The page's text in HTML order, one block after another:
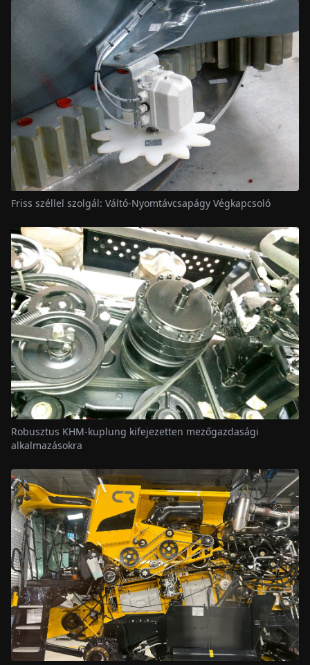
Friss széllel szolgál: Váltó-Nyomtávcsapágy Végkapcsoló
Robusztus KHM-kuplung kifejezetten mezőgazdasági
alkalmazásokra